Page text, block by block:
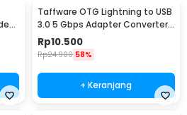
Taffware OTG Lightning to USB
3.0 5 Gbps Adapter Converter
- NO14
Rp10.500
Rp24.900 58%
+ Keranjang